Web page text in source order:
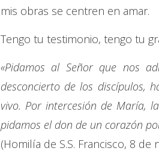
mis obras se centren en amar.
Tengo tu testimonio, tengo tu
«Pidamos al Señor que nos
desconcierto de los discípulos,
vivo. Por intercesión de María,
pidamos el don de un corazón
(Homilía de S.S. Francisco, 8 de